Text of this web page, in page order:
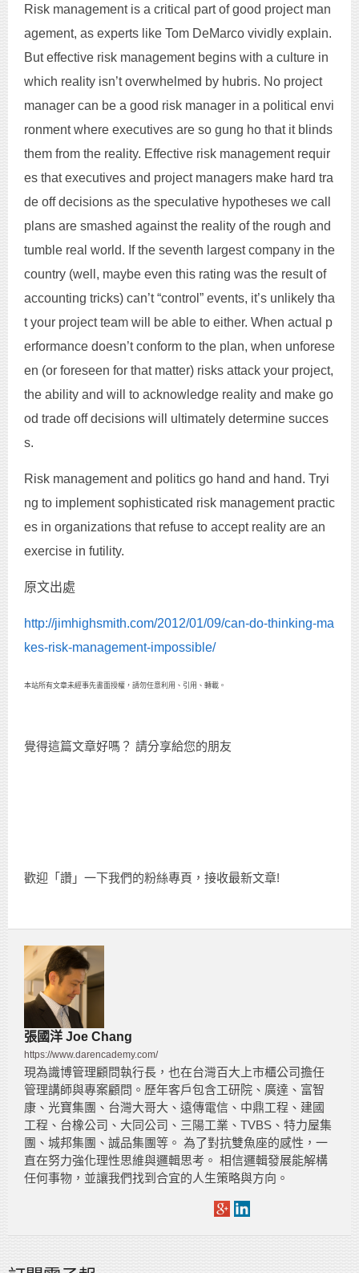
Risk management is a critical part of good project man
agement, as experts like Tom DeMarco vividly explain.
But effective risk management begins with a culture in
which reality isn’t overwhelmed by hubris. No project
manager can be a good risk manager in a political envi
ronment where executives are so gung ho that it blinds
them from the reality. Effective risk management requir
es that executives and project managers make hard tra
de off decisions as the speculative hypotheses we call
plans are smashed against the reality of the rough and
tumble real world. If the seventh largest company in the
country (well, maybe even this rating was the result of
accounting tricks) can’t “control” events, it’s unlikely tha
t your project team will be able to either. When actual p
erformance doesn’t conform to the plan, when unforese
en (or foreseen for that matter) risks attack your project,
the ability and will to acknowledge reality and make go
od trade off decisions will ultimately determine succes
s.
Risk management and politics go hand and hand. Tryi
ng to implement sophisticated risk management practic
es in organizations that refuse to accept reality are an
exercise in futility.
原文出處
http://jimhighsmith.com/2012/01/09/can-do-thinking-ma
kes-risk-management-impossible/
本站所有文章未經事先書面授權，請勿任意利用、引用、轉載。
覺得這篇文章好嗎？ 請分享給您的朋友
歡迎「讚」一下我們的粉絲專頁，接收最新文章!
張國洋 Joe Chang
https://www.darencademy.com/
現為識博管理顧問執行長，也在台灣百大上市櫃公司擔任
管理講師與專案顧問。歷年客戶包含工研院、廣達、富智
康、光寶集團、台灣大哥大、遠傳電信、中鼎工程、建國
工程、台橡公司、大同公司、三陽工業、TVBS、特力屋集
團、城邦集團、誠品集團等。 為了對抗雙魚座的感性，一
直在努力強化理性思維與邏輯思考。 相信邏輯發展能解構
任何事物，並讓我們找到合宜的人生策略與方向。